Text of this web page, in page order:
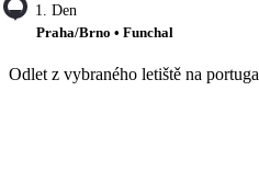
1. Den
Praha/Brno • Funchal
Odlet z vybraného letiště na